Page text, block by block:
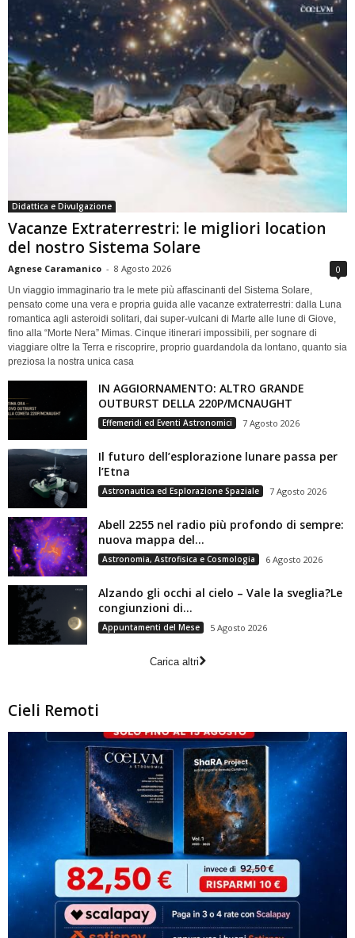
Didattica e Divulgazione
Vacanze Extraterrestri: le migliori location
del nostro Sistema Solare
Agnese Caramanico - 8 Agosto 2026 0
Un viaggio immaginario tra le mete più affascinanti del Sistema Solare,
pensato come una vera e propria guida alle vacanze extraterrestri: dalla Luna
romantica agli asteroidi solitari, dai super-vulcani di Marte alle lune di Giove,
fino alla “Morte Nera” Mimas. Cinque itinerari impossibili, per sognare di
viaggiare oltre la Terra e riscoprire, proprio guardandola da lontano, quanto sia
preziosa la nostra unica casa
IN AGGIORNAMENTO: ALTRO GRANDE
OUTBURST DELLA 220P/MCNAUGHT
Effemeridi ed Eventi Astronomici 7 Agosto 2026
Il futuro dell’esplorazione lunare passa per
l’Etna
Astronautica ed Esplorazione Spaziale 7 Agosto 2026
Abell 2255 nel radio più profondo di sempre:
nuova mappa del...
Astronomia, Astrofisica e Cosmologia 6 Agosto 2026
Alzando gli occhi al cielo – Vale la sveglia?Le
congiunzioni di...
Appuntamenti del Mese 5 Agosto 2026
Carica altri
Cieli Remoti